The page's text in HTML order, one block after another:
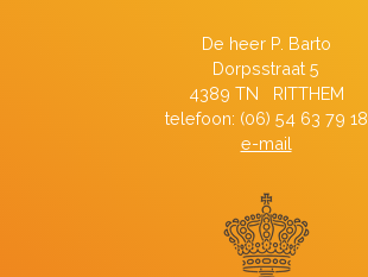
De heer P. Barto
Dorpsstraat 5
4389 TN RITTHEM
telefoon: (06) 54 63 79 18
e-mail